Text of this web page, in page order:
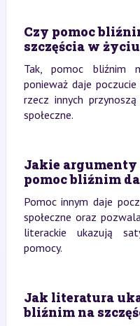
Czy pomoc
szczęścia w
Tak, pomoc bliźnim
ponieważ daje poczucie
rzecz innych
społeczne.
Jakie argumenty
pomoc bliźnim
Pomoc innym daje
społeczne oraz
literackie ukazują
pomocy.
Jak literatura
bliźnim na